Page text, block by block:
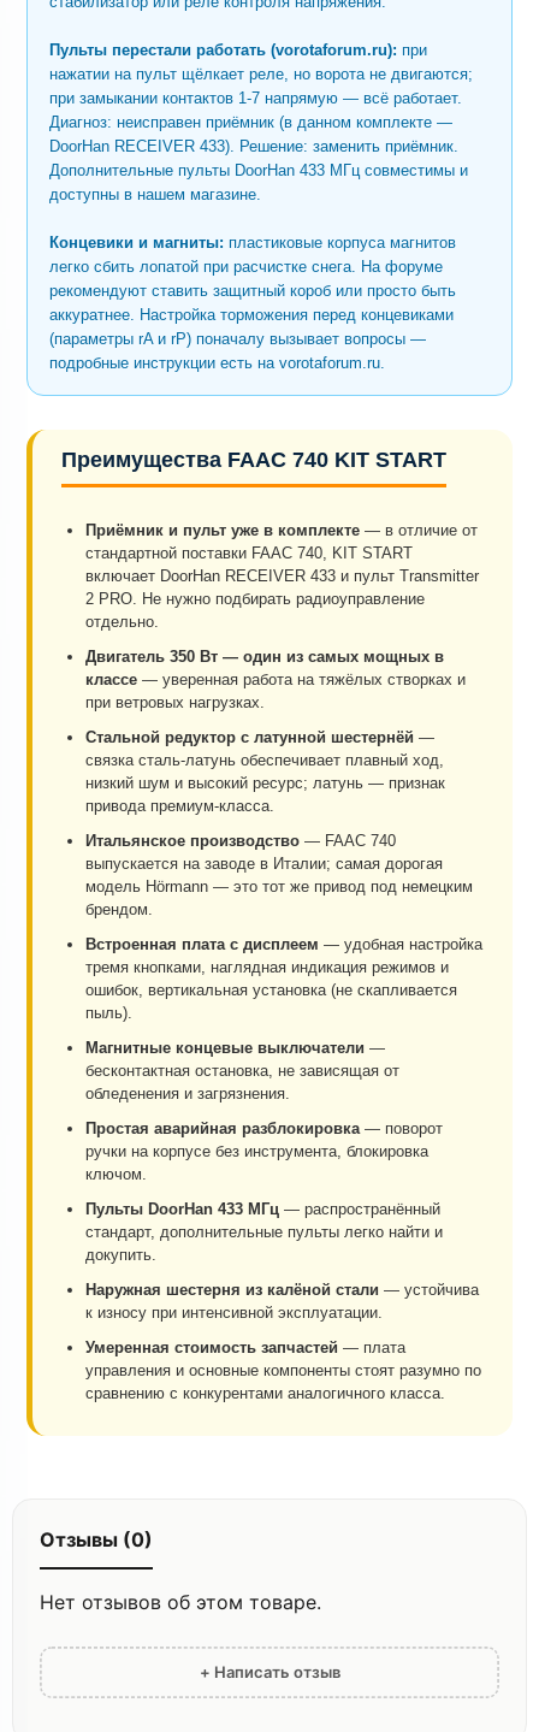
Пульты перестали работать (vorotaforum.ru): при
нажатии на пульт щёлкает реле, но ворота не двигаются;
при замыкании контактов 1-7 напрямую — всё работает.
Диагноз: неисправен приёмник (в данном комплекте —
DoorHan RECEIVER 433). Решение: заменить приёмник.
Дополнительные пульты DoorHan 433 МГц совместимы и
доступны в нашем магазине.
Концевики и магниты: пластиковые корпуса магнитов
легко сбить лопатой при расчистке снега. На форуме
рекомендуют ставить защитный короб или просто быть
аккуратнее. Настройка торможения перед концевиками
(параметры rA и rP) поначалу вызывает вопросы —
подробные инструкции есть на vorotaforum.ru.
Преимущества FAAC 740 KIT START
Приёмник и пульт уже в комплекте — в отличие от
стандартной поставки FAAC 740, KIT START
включает DoorHan RECEIVER 433 и пульт Transmitter
2 PRO. Не нужно подбирать радиоуправление
отдельно.
Двигатель 350 Вт — один из самых мощных в
классе — уверенная работа на тяжёлых створках и
при ветровых нагрузках.
Стальной редуктор с латунной шестернёй —
связка сталь-латунь обеспечивает плавный ход,
низкий шум и высокий ресурс; латунь — признак
привода премиум-класса.
Итальянское производство — FAAC 740
выпускается на заводе в Италии; самая дорогая
модель Hörmann — это тот же привод под немецким
брендом.
Встроенная плата с дисплеем — удобная настройка
тремя кнопками, наглядная индикация режимов и
ошибок, вертикальная установка (не скапливается
пыль).
Магнитные концевые выключатели —
бесконтактная остановка, не зависящая от
обледенения и загрязнения.
Простая аварийная разблокировка — поворот
ручки на корпусе без инструмента, блокировка
ключом.
Пульты DoorHan 433 МГц — распространённый
стандарт, дополнительные пульты легко найти и
докупить.
Наружная шестерня из калёной стали — устойчива
к износу при интенсивной эксплуатации.
Умеренная стоимость запчастей — плата
управления и основные компоненты стоят разумно по
сравнению с конкурентами аналогичного класса.
Отзывы (0)
Нет отзывов об этом товаре.
+ Написать отзыв